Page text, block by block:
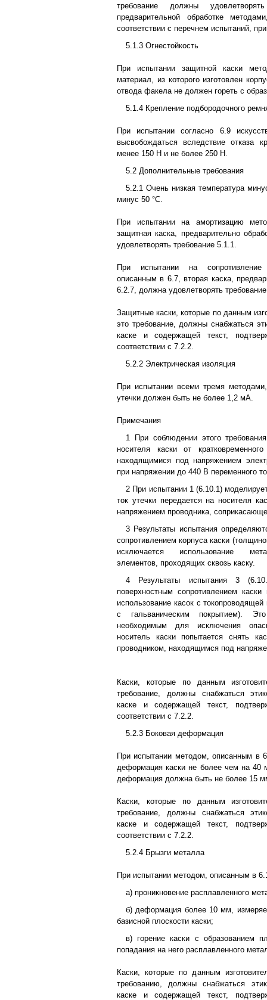
требование должны
предварительной обработке
соответствии с перечнем испытаний,
5.1.3 Огнестойкость
При испытании защитной каски
материал, из которого изготовлен
отвода факела не должен гореть с
5.1.4 Крепление подбородочного
При испытании согласно 6.9
высвобождаться вследствие отказа
менее 150 Н и не более 250 Н.
5.2 Дополнительные требования
5.2.1 Очень низкая температура
минус 50 °С.
При испытании на амортизацию
защитная каска, предварительно
удовлетворять требование 5.1.1.
При испытании на
описанным в 6.7, вторая каска,
6.2.7, должна удовлетворять
Защитные каски, которые по данным
это требование, должны снабжаться
каске и содержащей текст,
соответствии с 7.2.2.
5.2.2 Электрическая изоляция
При испытании всеми тремя
утечки должен быть не более 1,2 мА.
Примечания
1 При соблюдении этого
носителя каски от
находящимися под напряжением
при напряжении до 440 В переменного
2 При испытании 1 (6.10.1)
ток утечки передается на носителя
напряжением проводника,
3 Результаты испытания
сопротивлением корпуса каски
исключается использование
элементов, проходящих сквозь каску.
4 Результаты испытания 3
поверхностным сопротивлением
использование касок с
с гальваническим покрытием).
необходимым для исключения
носитель каски попытается снять
проводником, находящимся под
Каски, которые по данным
требование, должны снабжаться
каске и содержащей текст,
соответствии с 7.2.2.
5.2.3 Боковая деформация
При испытании методом, описанным в
деформация каски не более чем на 40
деформация должна быть не более 15
Каски, которые по данным
требование, должны снабжаться
каске и содержащей текст,
соответствии с 7.2.2.
5.2.4 Брызги металла
При испытании методом, описанным в
а) проникновение расплавленного
б) деформация более 10 мм,
базисной плоскости каски;
в) горение каски с образованием
попадания на него расплавленного
Каски, которые по данным
требованию, должны снабжаться
каске и содержащей текст,